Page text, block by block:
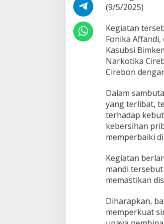
(9/5/2025)
Kegiatan
Fonika
Kasubsi
Narkotika
Cirebon
Dalam
yang terlibat,
terhadap
kebersihan
memperbaiki
Kegiatan
mandi
memastikan
Diharapkan,
memperkuat